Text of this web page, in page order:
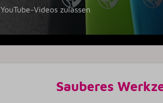
YouTube-Videos zulassen
Sauberes